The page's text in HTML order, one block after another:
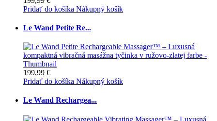
Pridať do košíka Nákupný košík
Le Wand Petite Re...
199,99 €
Pridať do košíka Nákupný košík
Le Wand Rechargea...